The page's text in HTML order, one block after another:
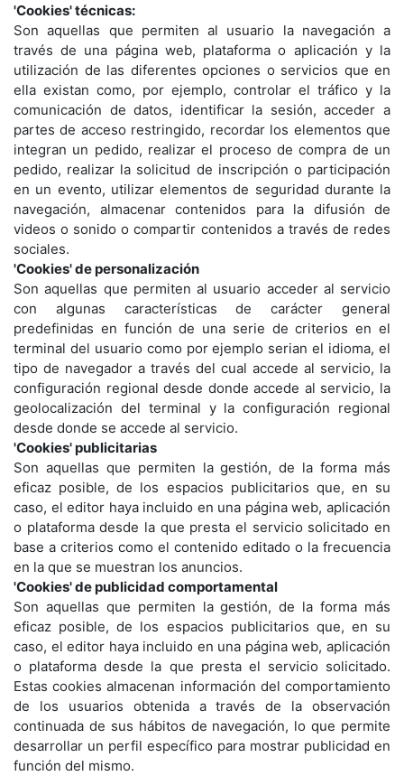
'Cookies' técnicas:
Son aquellas que permiten al usuario la navegación a
través de una página web, plataforma o aplicación y la
utilización de las diferentes opciones o servicios que en
ella existan como, por ejemplo, controlar el tráfico y la
comunicación de datos, identificar la sesión, acceder a
partes de acceso restringido, recordar los elementos que
integran un pedido, realizar el proceso de compra de un
pedido, realizar la solicitud de inscripción o participación
en un evento, utilizar elementos de seguridad durante la
navegación, almacenar contenidos para la difusión de
videos o sonido o compartir contenidos a través de redes
sociales.
'Cookies' de personalización
Son aquellas que permiten al usuario acceder al servicio
con algunas características de carácter general
predefinidas en función de una serie de criterios en el
terminal del usuario como por ejemplo serian el idioma, el
tipo de navegador a través del cual accede al servicio, la
configuración regional desde donde accede al servicio, la
geolocalización del terminal y la configuración regional
desde donde se accede al servicio.
'Cookies' publicitarias
Son aquellas que permiten la gestión, de la forma más
eficaz posible, de los espacios publicitarios que, en su
caso, el editor haya incluido en una página web, aplicación
o plataforma desde la que presta el servicio solicitado en
base a criterios como el contenido editado o la frecuencia
en la que se muestran los anuncios.
'Cookies' de publicidad comportamental
Son aquellas que permiten la gestión, de la forma más
eficaz posible, de los espacios publicitarios que, en su
caso, el editor haya incluido en una página web, aplicación
o plataforma desde la que presta el servicio solicitado.
Estas cookies almacenan información del comportamiento
de los usuarios obtenida a través de la observación
continuada de sus hábitos de navegación, lo que permite
desarrollar un perfil específico para mostrar publicidad en
función del mismo.